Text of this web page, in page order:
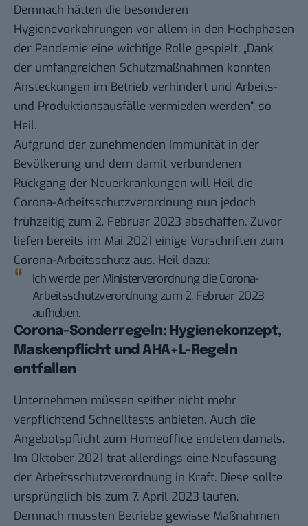
Demnach hätten die besonderen
Hygienevorkehrungen vor allem in den Hochphasen
der Pandemie eine wichtige Rolle gespielt: „Dank
der umfangreichen Schutzmaßnahmen konnten
Ansteckungen im Betrieb verhindert und Arbeits-
und Produktionsausfälle vermieden werden“, so
Heil.
Aufgrund der zunehmenden Immunität in der
Bevölkerung und dem damit verbundenen
Rückgang der Neuerkrankungen will Heil die
Corona-Arbeitsschutzverordnung nun jedoch
frühzeitig zum 2. Februar 2023 abschaffen. Zuvor
liefen bereits im Mai 2021 einige Vorschriften zum
Corona-Arbeitsschutz aus. Heil dazu:
Ich werde per Ministerverordnung die Corona-
Arbeitsschutzverordnung zum 2. Februar 2023
aufheben.
Corona-Sonderregeln: Hygienekonzept,
Maskenpflicht und AHA+L-Regeln
entfallen
Unternehmen müssen seither nicht mehr
verpflichtend Schnelltests anbieten. Auch die
Angebotspflicht zum Homeoffice endeten damals.
Im Oktober 2021 trat allerdings eine Neufassung
der Arbeitsschutzverordnung in Kraft. Diese sollte
ursprünglich bis zum 7. April 2023 laufen.
Demnach mussten Betriebe gewisse Maßnahmen